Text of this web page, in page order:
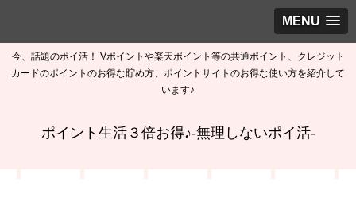
MENU
今、話題のポイ活！ Vポイントや楽天ポイント等の共通ポイント、クレジット
カードのポイントのお得な貯め方、ポイントサイトのお得な使い方を紹介して
います♪
ポイント生活３倍お得♪-無理しないポイ活-